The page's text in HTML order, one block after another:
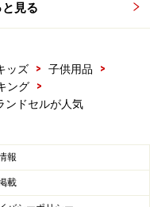
見る
ッズ > 子供用品
>
ング
>
ンドセルが人気
報
載